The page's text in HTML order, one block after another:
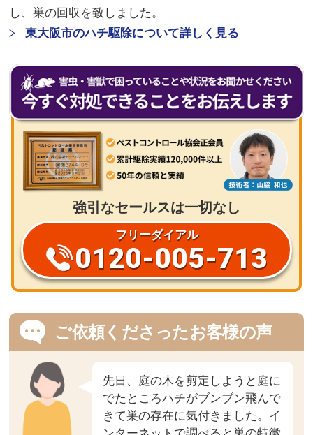
し、巣の回収を致しました。
東大阪市のハチ駆除について詳しく見る
強引なセールスは一切なし
フリーダイアル
0120-005-713
ご依頼くださったお客様の声
先日、庭の木を剪定しようと庭に
でたところハチがブンブン飛んで
きて巣の存在に気付きました。イ